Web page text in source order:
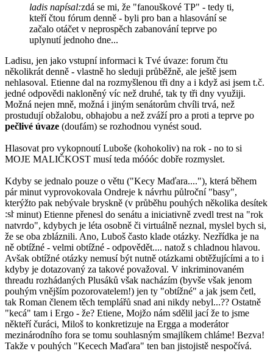
ladis napísal:zdá se mi, že "fanouškové TP" - tedy ti,
kteří čtou fórum denně - byli pro ban a hlasování se
začalo otáčet v neprospěch zabanování teprve po
uplynutí jednoho dne...
Ladisu, jen jako vstupní informaci k Tvé úvaze: forum čtu
několikrát denně - vlastně ho sleduji průběžně, ale ještě jsem
nehlasoval. Etienne dal na rozmyšlenou tři dny a i když asi jsem t.č.
jedné odpovědi nakloněný víc než druhé, tak ty tři dny využiji.
Možná nejen mně, možná i jiným senátorům chvíli trvá, než
prostudují obžalobu, obhajobu a než zváží pro a proti a teprve po
pečlivé úvaze (doufám) se rozhodnou vynést soud.
Hlasovat pro vykopnoutí Luboše (kohokoliv) na rok - no to si
MOJE MALIČKOST musí teda móóóc dobře rozmyslet.
Kdyby se jednalo pouze o větu ("Kecy Maďara...."), která během
pár minut vyprovokovala Ondreje k návrhu půlroční "basy",
kterýžto pak nebývale bryskně (v průběhu pouhých několika desítek
minut) Etienne přenesl do senátu a iniciativně zvedl trest na "rok
natvrdo", kdybych je léta osobně či virtuálně neznal, myslel bych si,
že se oba zbláznili. Ano, Luboš často klade otázky. Nezřídka je na
ně obtížné - velmi obtížné - odpovědět.... natož s chladnou hlavou.
Avšak obtížné otázky nemusí být nutně otázkami obtěžujícími a to i
kdyby je dotazovaný za takové považoval. V inkriminovaném
threadu rozhádaných Plusáků však nacházím (byvše však jenom
pouhým vnějším pozorovatelem!) jen ty "obtížné" a jak jsem četl,
tak Roman členem těch templářů snad ani nikdy nebyl...?? Ostatně
"kecá" tam i Ergo - že? Etiene, Mojžo nám sdělil jací že to jsme
někteří čuráci, Miloš to konkretizuje na Ergga a moderátor
mezinárodního fora se tomu souhlasným smajlíkem chláme! Bezva!
Takže v pouhých "Kecech Maďara" ten ban jistojistě nespočívá.